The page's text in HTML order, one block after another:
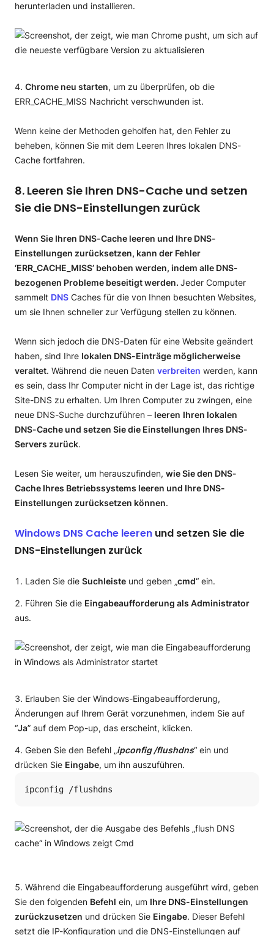
herunterladen und installieren.
Chrome neu starten, um zu überprüfen, ob die
ERR_CACHE_MISS Nachricht verschwunden ist.
Wenn keine der Methoden geholfen hat, den Fehler zu
beheben, können Sie mit dem Leeren Ihres lokalen DNS-
Cache fortfahren.
8. Leeren Sie Ihren DNS-Cache und setzen
Sie die DNS-Einstellungen zurück
Wenn Sie Ihren DNS-Cache leeren und Ihre DNS-
Einstellungen zurücksetzen, kann der Fehler
‘ERR_CACHE_MISS’ behoben werden, indem alle DNS-
bezogenen Probleme beseitigt werden. Jeder Computer
sammelt DNS Caches für die von Ihnen besuchten Websites,
um sie Ihnen schneller zur Verfügung stellen zu können.
Wenn sich jedoch die DNS-Daten für eine Website geändert
haben, sind Ihre lokalen DNS-Einträge möglicherweise
veraltet. Während die neuen Daten verbreiten werden, kann
es sein, dass Ihr Computer nicht in der Lage ist, das richtige
Site-DNS zu erhalten. Um Ihren Computer zu zwingen, eine
neue DNS-Suche durchzuführen – leeren Ihren lokalen
DNS-Cache und setzen Sie die Einstellungen Ihres DNS-
Servers zurück.
Lesen Sie weiter, um herauszufinden, wie Sie den DNS-
Cache Ihres Betriebssystems leeren und Ihre DNS-
Einstellungen zurücksetzen können.
Windows DNS Cache leeren und setzen Sie die
DNS-Einstellungen zurück
Laden Sie die Suchleiste und geben „cmd“ ein.
Führen Sie die Eingabeaufforderung als Administrator
aus.
Erlauben Sie der Windows-Eingabeaufforderung,
Änderungen auf Ihrem Gerät vorzunehmen, indem Sie auf
“Ja” auf dem Pop-up, das erscheint, klicken.
Geben Sie den Befehl „ipconfig /flushdns“ ein und
drücken Sie Eingabe, um ihn auszuführen.
ipconfig /flushdns
Während die Eingabeaufforderung ausgeführt wird, geben
Sie den folgenden Befehl ein, um Ihre DNS-Einstellungen
zurückzusetzen und drücken Sie Eingabe. Dieser Befehl
setzt die IP-Konfiguration und die DNS-Einstellungen auf